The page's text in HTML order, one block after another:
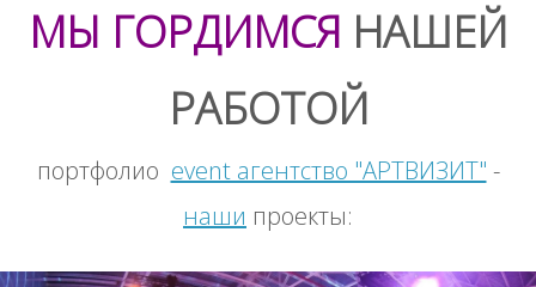
МЫ ГОРДИМСЯ НАШЕЙ
РАБОТОЙ
портфолио event агентство "АРТВИЗИТ" -
наши проекты: